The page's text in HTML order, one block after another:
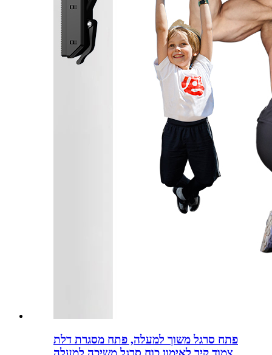
פתח סרגל משוך למעלה, פתח מסגרת דלת